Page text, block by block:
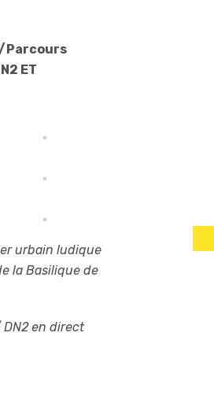
Parcours
ET
urbain ludique
la Basilique de
DN2 en direct